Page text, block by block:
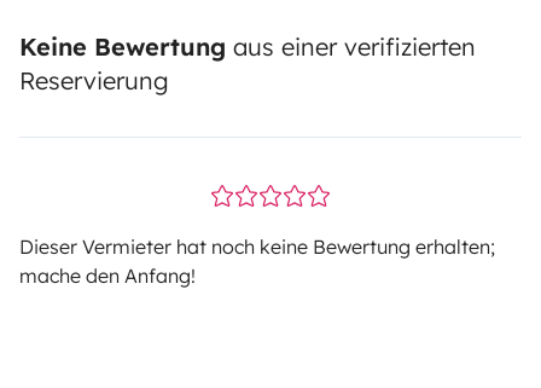
Keine Bewertung aus einer verifizierten
Reservierung
Dieser Vermieter hat noch keine Bewertung erhalten;
mache den Anfang!